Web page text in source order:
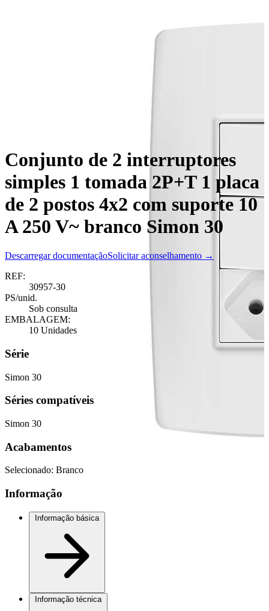
Conjunto de 2 interruptores
simples 1 tomada 2P+T 1 placa
de 2 postos 4x2 com suporte 10
A 250 V~ branco Simon 30
Descarregar documentaçãoSolicitar aconselhamento →
REF:
30957-30
PS/unid.
Sob consulta
EMBALAGEM:
10 Unidades
Série
Simon 30
Séries compatíveis
Simon 30
Acabamentos
Selecionado: Branco
Informação